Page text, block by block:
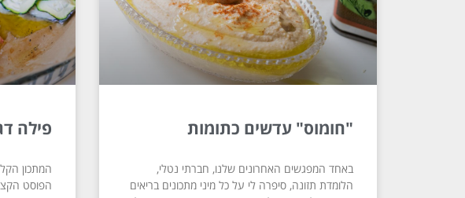
"חומוס" עדשים כתומות
באחד המפגשים האחרונים שלנו, חברתי נטלי,
הלומדת תזונה, סיפרה לי על כל מיני מתכונים בריאים
פילה
המתכון
הפוסט